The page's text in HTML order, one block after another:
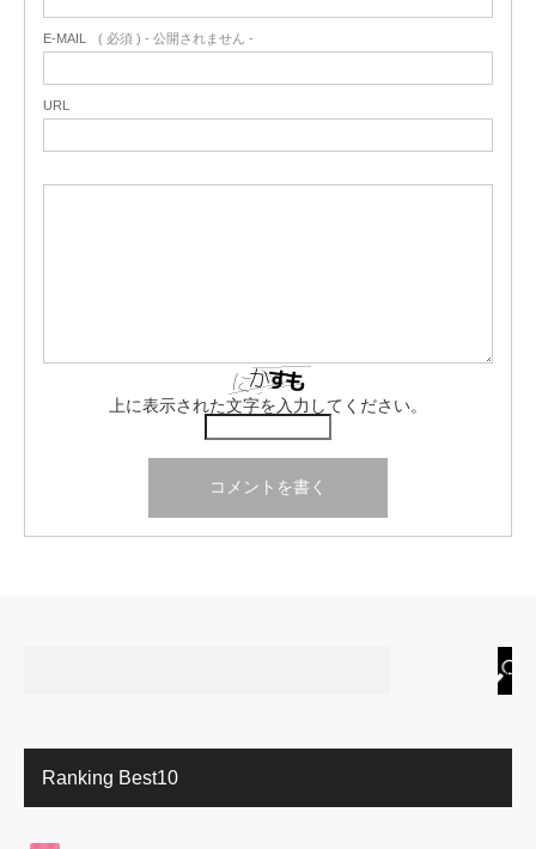
E-MAIL ( 必須 ) - 公開されません -
URL
上に表示された文字を入力してください。
Ranking Best10